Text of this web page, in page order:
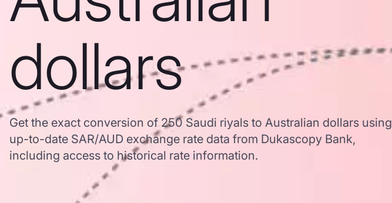
dollars
Get the exact conversion of 250 Saudi riyals to Australian dollars using
up-to-date SAR/AUD exchange rate data from Dukascopy Bank,
including access to historical rate information.